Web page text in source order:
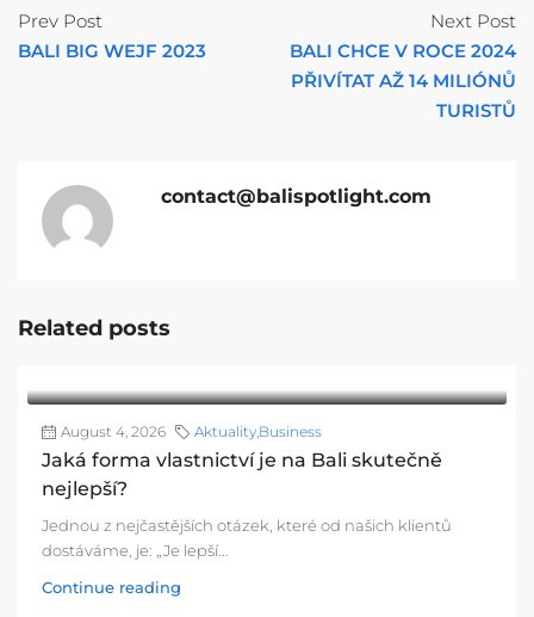
Prev Post
BALI BIG WEJF 2023
Next Post
BALI CHCE V ROCE 2024
PŘIVÍTAT AŽ 14 MILIÓNŮ
TURISTŮ
contact@balispotlight.com
Related posts
August 4, 2026 Aktuality,Business
Jaká forma vlastnictví je na Bali skutečně
nejlepší?
Jednou z nejčastějších otázek, které od našich klientů
dostáváme, je: „Je lepší...
Continue reading